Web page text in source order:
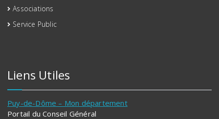
Associations
Service Public
Liens Utiles
Puy-de-Dôme – Mon département
Portail du Conseil Général